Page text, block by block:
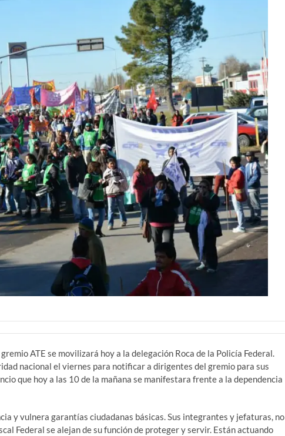
ATE se movilizará hoy a la delegación Roca de la Policía Federal.
nacional el viernes para notificar a dirigentes del gremio para sus
que hoy a las 10 de la mañana se manifestara frente a la dependencia
y vulnera garantías ciudadanas básicas. Sus integrantes y jefaturas, no
Federal se alejan de su función de proteger y servir. Están actuando